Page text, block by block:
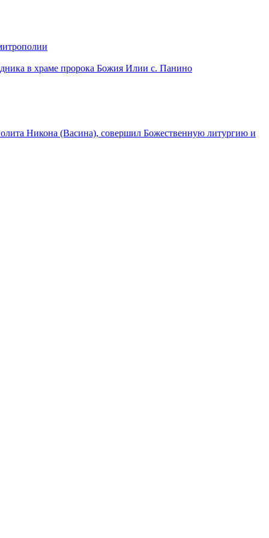
в храме пророка Божия Илии с. Панино
Никона (Васина), совершил Божественную литургию и